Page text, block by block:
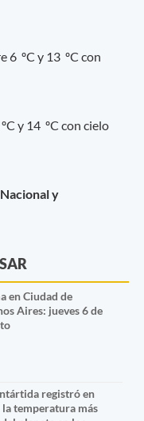
6 ºC y 13 ºC con
y 14 ºC con cielo
y
en Ciudad de
Aires: jueves 6 de
registró en
temperatura más